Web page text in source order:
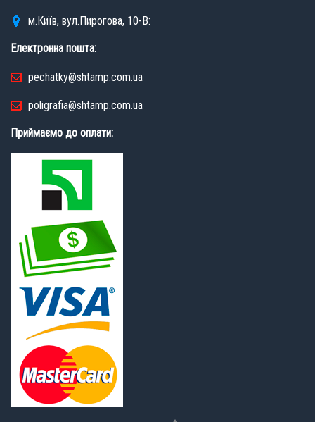
м.Київ, вул.Пирогова, 10-В:
Електронна пошта:
pechatky@shtamp.com.ua
poligrafia@shtamp.com.ua
Приймаємо до оплати: